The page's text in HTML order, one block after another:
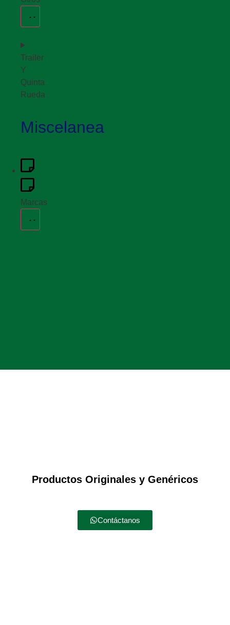
Trailer
Y
Quinta
Rueda
Miscelanea
Marcas
Productos Originales y Genéricos
Contáctanos